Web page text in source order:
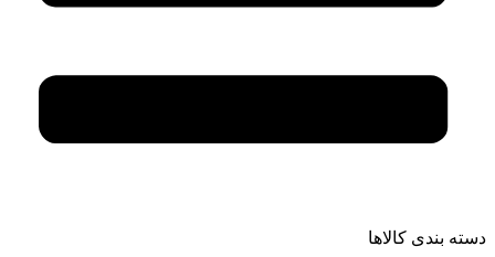
دسته بندی کالاها